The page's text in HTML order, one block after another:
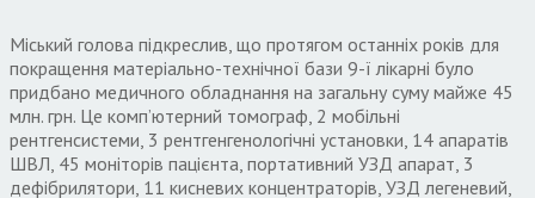
Міський голова підкреслив, що протягом останніх років для
покращення матеріально-технічної бази 9-ї лікарні було
придбано медичного обладнання на загальну суму майже 45
млн. грн. Це комп’ютерний томограф, 2 мобільні
рентгенсистеми, 3 рентгенгенологічні установки, 14 апаратів
ШВЛ, 45 моніторів пацієнта, портативний УЗД апарат, 3
дефібрилятори, 11 кисневих концентраторів, УЗД легеневий,